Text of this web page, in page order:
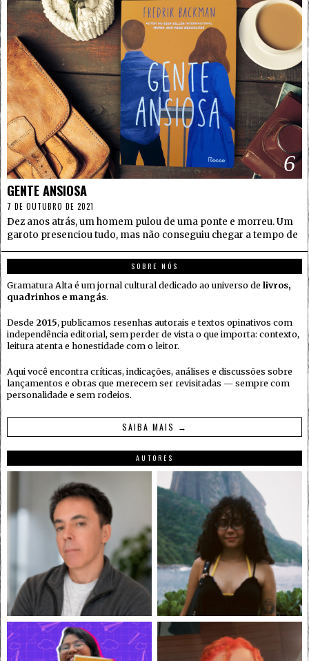
6
GENTE ANSIOSA
7 DE OUTUBRO DE 2021
Dez anos atrás, um homem pulou de uma ponte e morreu. Um
garoto presenciou tudo, mas não conseguiu chegar a tempo de
SOBRE NÓS
Gramatura Alta é um jornal cultural dedicado ao universo de livros,
quadrinhos e mangás.
Desde 2015, publicamos resenhas autorais e textos opinativos com
independência editorial, sem perder de vista o que importa: contexto,
leitura atenta e honestidade com o leitor.
Aqui você encontra críticas, indicações, análises e discussões sobre
lançamentos e obras que merecem ser revisitadas — sempre com
personalidade e sem rodeios.
SAIBA MAIS →
AUTORES